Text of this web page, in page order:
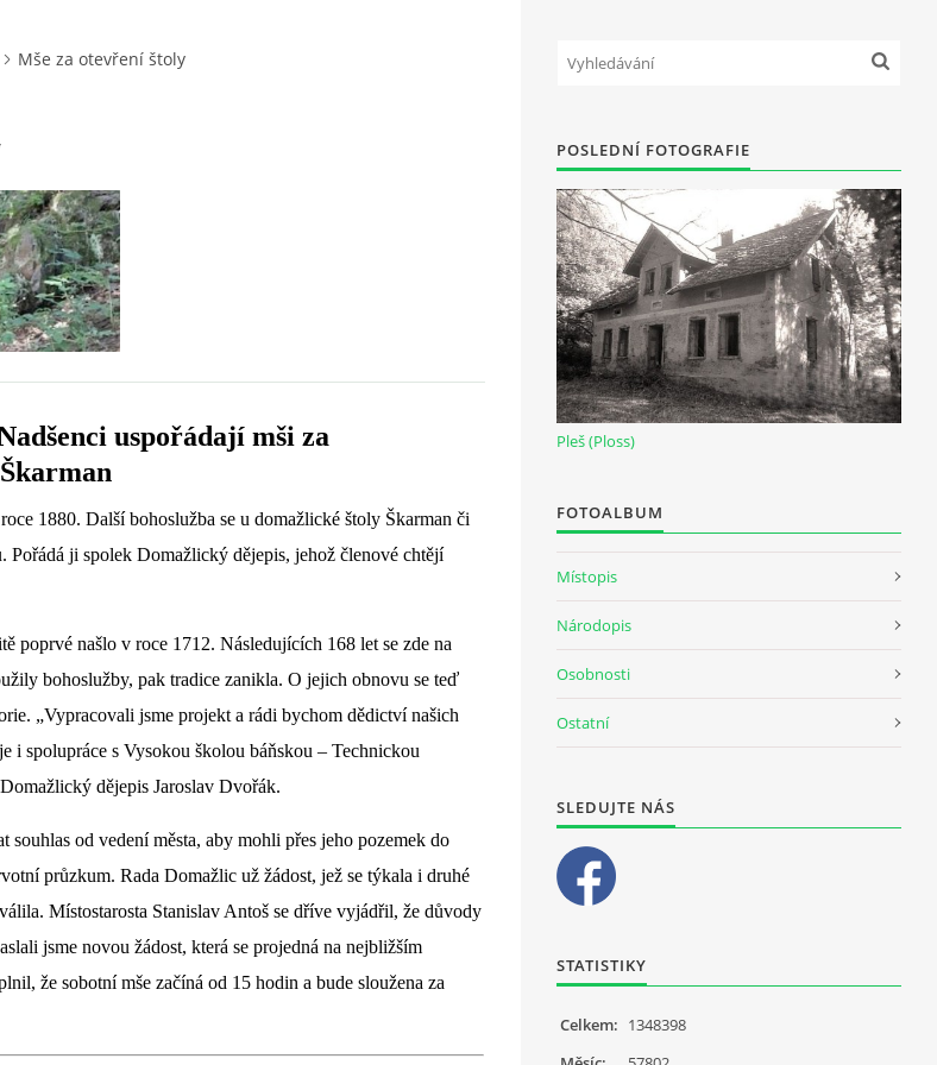
Mše za otevření štoly
uspořádají mši za
1880. Další bohoslužba se u domažlické štoly Škarman či
Pořádá ji spolek Domažlický dějepis, jehož členové chtějí
poprvé našlo v roce 1712. Následujících 168 let se zde na
bohoslužby, pak tradice zanikla. O jejich obnovu se teď
„Vypracovali jsme projekt a rádi bychom dědictví našich
i spolupráce s Vysokou školou báňskou – Technickou
dějepis Jaroslav Dvořák.
od vedení města, aby mohli přes jeho pozemek do
průzkum. Rada Domažlic už žádost, jež se týkala i druhé
Místostarosta Stanislav Antoš se dříve vyjádřil, že důvody
jsme novou žádost, která se projedná na nejbližším
že sobotní mše začíná od 15 hodin a bude sloužena za
POSLEDNÍ FOTOGRAFIE
Pleš (Ploss)
FOTOALBUM
Místopis
Národopis
Osobnosti
Ostatní
SLEDUJTE NÁS
STATISTIKY
Celkem: 1348398